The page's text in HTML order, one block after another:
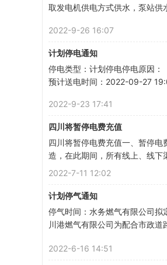
人
的
取发电机供电方式供水，泵站
2022-9-26 16:07
计划停电通知
停电类型：计划停电停电原因
预计送电时间：2022-09-27
2022-9-23 17:41
四川将暂停电费充值
四川将暂停电费充值一、暂停
造，在此期间，所有线上、线
2022-7-11 12:02
计划停气通知
停气时间：水务燃气有限公司
川港燃气有限公司为配合市政
2022-6-16 14:51